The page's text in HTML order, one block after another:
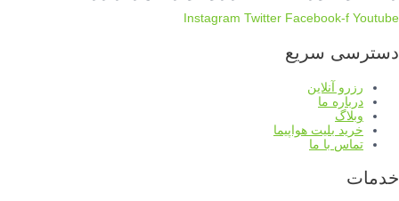
Instagram Twitter Facebook-f Youtube
دسترسی سریع
رزرو آنلاین
درباره ما
وبلاگ
خرید بلیت هواپیما
تماس با ما
خدمات